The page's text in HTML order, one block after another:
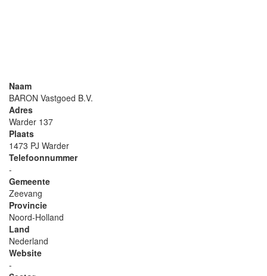
Naam
BARON Vastgoed B.V.
Adres
Warder 137
Plaats
1473 PJ Warder
Telefoonnummer
-
Gemeente
Zeevang
Provincie
Noord-Holland
Land
Nederland
Website
-